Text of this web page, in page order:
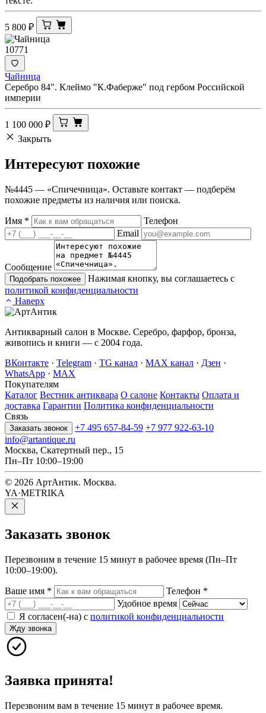
5 800 ₽
10771
Чайница
Серебро 84". Клеймо "К.Фаберже" под гербом Российской
империи
1 100 000 ₽
Закрыть
Интересуют похожие
№4445 — «Спичечница». Оставьте контакт — подберём
похожие предметы из наличия или поиска.
Имя *
Телефон
Email
Сообщение
Подобрать похожее
Нажимая кнопку, вы соглашаетесь с
политикой конфиденциальности
Наверх
Антикварный салон в Москве. Серебро, фарфор, бронза,
живопись и книги — с 2004 года.
ВКонтакте · Telegram · TG канал · MAX канал · Дзен ·
WhatsApp · MAX
Покупателям
Каталог Вестник антиквара О салоне Контакты Оплата и
доставка Гарантии Политика конфиденциальности
Связь
Заказать звонок +7 495 657-84-59 +7 977 922-63-10
info@artantique.ru
Москва, Скатертный пер., 15
Пн–Пт 10:00–19:00
© 2026 АртАнтик. Москва.
YA·METRIKA
Заказать звонок
Перезвоним в течение 15 минут в рабочее время (Пн–Пт
10:00–19:00).
Ваше имя * Телефон *
Удобное время
Я согласен(-на) с политикой конфиденциальности
Жду звонка
Заявка принята!
Перезвоним вам в течение 15 минут в рабочее время.